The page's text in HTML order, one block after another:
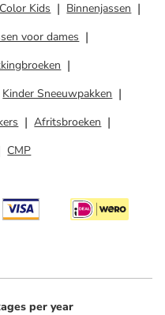
Color Kids
Binnenjassen
voor dames
Kinder Sneeuwpakken
Afritsbroeken
CMP
per year